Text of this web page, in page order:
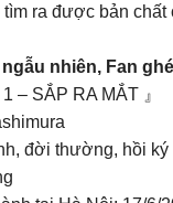
ra được bản
nhiên, Fan
– SẮP RA MẮT 』
đời thường, hồi ký